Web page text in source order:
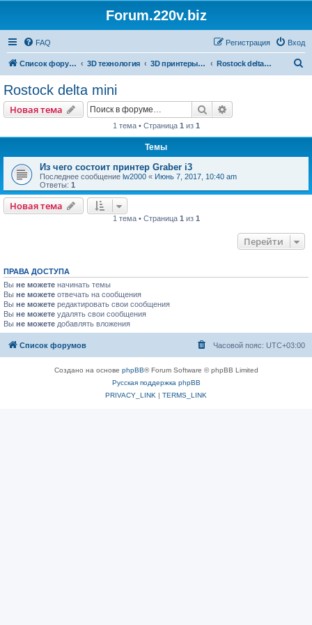
Forum.220v.biz
FAQ Вход
Регистрация
Список форумов 3D технология 3D принтеры на базе технологии FDM Rostock delta mini
Rostock delta mini
Новая тема Поиск
1 тема • Страница 1 из 1
Темы
Из чего состоит принтер Graber i3
Последнее сообщение lw2000 « Июнь 7, 2017, 10:40 am
Ответы: 1
Новая тема
1 тема • Страница 1 из 1
Перейти
ПРАВА ДОСТУПА
Вы не можете начинать темы
Вы не можете отвечать на сообщения
Вы не можете редактировать свои сообщения
Вы не можете удалять свои сообщения
Вы не можете добавлять вложения
Список форумов Часовой пояс: UTC+03:00
Создано на основе phpBB® Forum Software © phpBB Limited
Русская поддержка phpBB
PRIVACY_LINK | TERMS_LINK